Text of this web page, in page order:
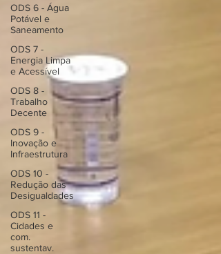
ODS 6 - Água
Potável e
Saneamento
ODS 7 -
Energia Limpa
e Acessível
ODS 8 -
Trabalho
Decente
ODS 9 -
Inovação e
Infraestrutura
ODS 10 -
Redução das
Desigualdades
ODS 11 -
Cidades e
com.
sustentav.